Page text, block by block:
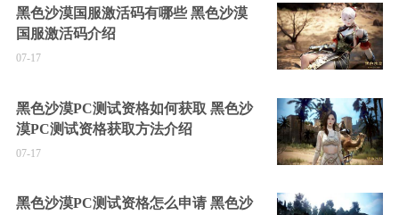
黑色沙漠国服激活码有哪些 黑色沙漠
国服激活码介绍
07-17
黑色沙漠PC测试资格如何获取 黑色沙
漠PC测试资格获取方法介绍
07-17
黑色沙漠PC测试资格怎么申请 黑色沙